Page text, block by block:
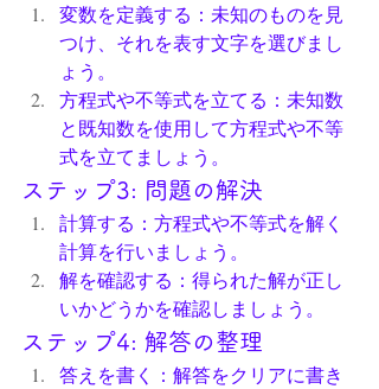
変数を定義する：未知のものを見
つけ、それを表す文字を選びまし
ょう。
方程式や不等式を立てる：未知数
と既知数を使用して方程式や不等
式を立てましょう。
ステップ3: 問題の解決
計算する：方程式や不等式を解く
計算を行いましょう。
解を確認する：得られた解が正し
いかどうかを確認しましょう。
ステップ4: 解答の整理
答えを書く：解答をクリアに書き